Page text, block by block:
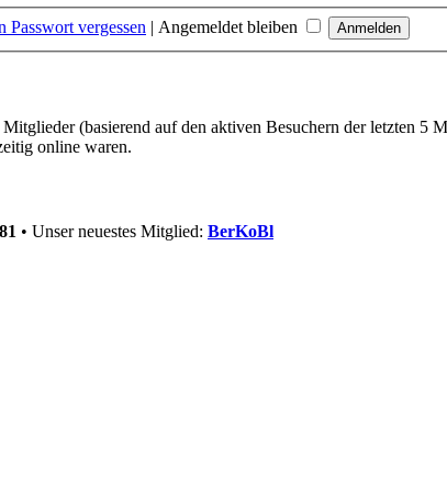
Passwort vergessen | Angemeldet bleiben
(basierend auf den aktiven Besuchern der letzten 5
online waren.
• Unser neuestes Mitglied: BerKoBl